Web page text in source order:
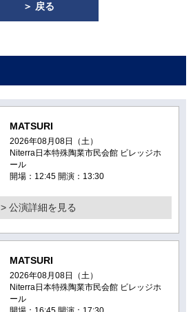
＞ 戻る
MATSURI
2026年08月08日（土）
Niterra日本特殊陶業市民会館 ビレッジホ
ール
開場：12:45 開演：13:30
> 公演詳細を見る
MATSURI
2026年08月08日（土）
Niterra日本特殊陶業市民会館 ビレッジホ
ール